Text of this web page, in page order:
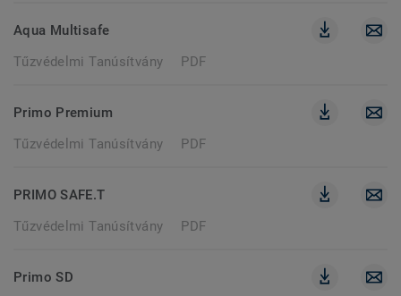
Aqua Multisafe
Tűzvédelmi Tanúsítvány
PDF
Primo Premium
Tűzvédelmi Tanúsítvány
PDF
PRIMO SAFE.T
Tűzvédelmi Tanúsítvány
PDF
Primo SD